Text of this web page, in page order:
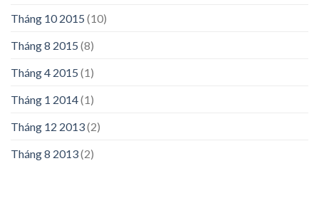
Tháng 10 2015 (10)
Tháng 8 2015 (8)
Tháng 4 2015 (1)
Tháng 1 2014(1)
Tháng 12 2013(2)
Tháng 8 2013(2)